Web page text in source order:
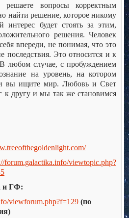
вопросы корректным
найти решение, которое никому
интерес будет стоять за этим,
решения. Человек
впереди, не понимая, что это
последствия. Это относится и к
любом случае, с пробуждением
на уровень, на котором
вы ищите мир. Любовь и Свет
к другу и мы так же становимся
forum.galactika.info/viewtopic.php?
и ГФ:
viewforum.php?f=129 (по